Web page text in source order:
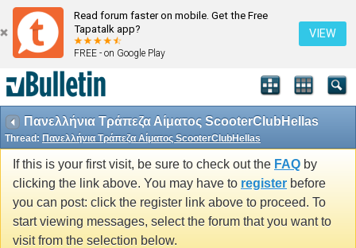
Read forum faster on mobile. Get the Free
Tapatalk app?
FREE - on Google Play
VIEW
Πανελλήνια Τράπεζα Αίματος ScooterClubHellas
Thread: Πανελλήνια Τράπεζα Αίματος ScooterClubHellas
If this is your first visit, be sure to check out the FAQ by
clicking the link above. You may have to register before
you can post: click the register link above to proceed. To
start viewing messages, select the forum that you want to
visit from the selection below.